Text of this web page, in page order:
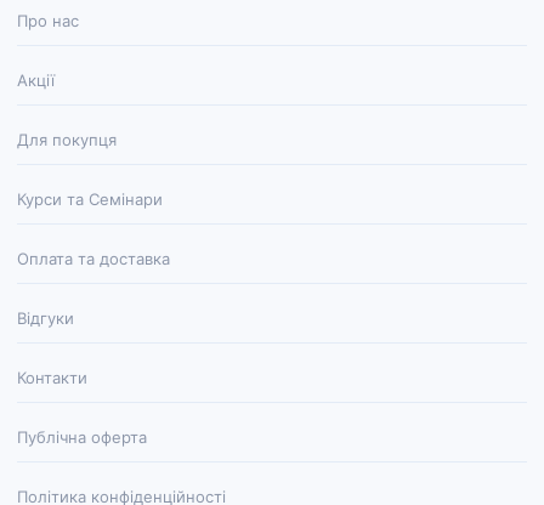
Про нас
Акції
Для покупця
Курси та Семінари
Оплата та доставка
Відгуки
Контакти
Публічна оферта
Політика конфіденційності